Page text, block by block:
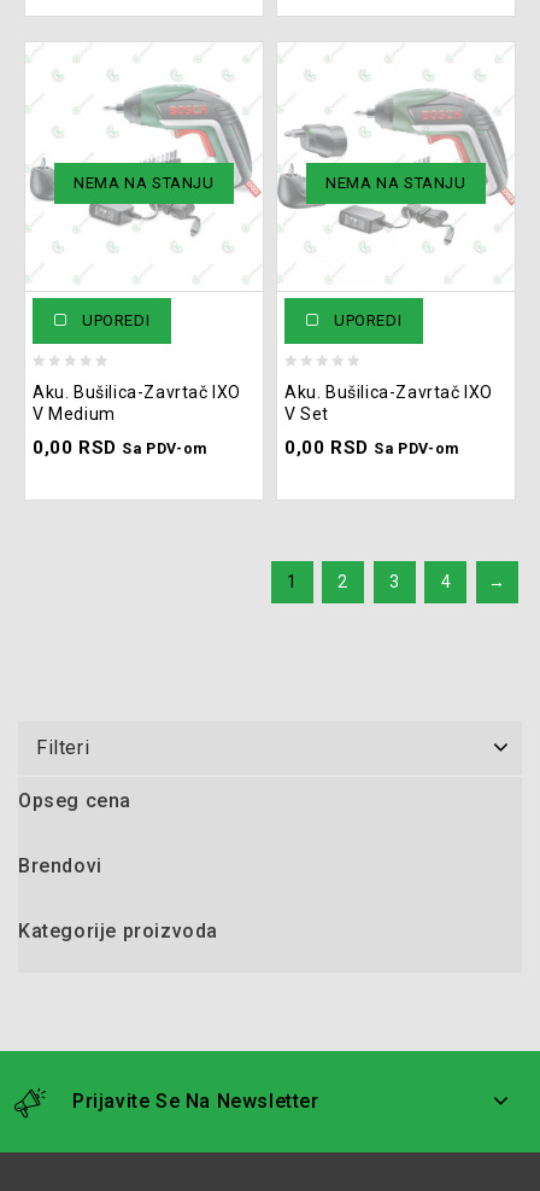
NEMA NA STANJU
UPOREDI
out
of
5
Aku. Bušilica-Zavrtač IXO
V Medium
0,00 RSD Sa PDV-om
NEMA NA STANJU
UPOREDI
out
of
5
Aku. Bušilica-Zavrtač IXO
V Set
0,00 RSD Sa PDV-om
1 2 3 4 →
Filteri
Opseg cena
Brendovi
Kategorije proizvoda
Prijavite Se Na Newsletter